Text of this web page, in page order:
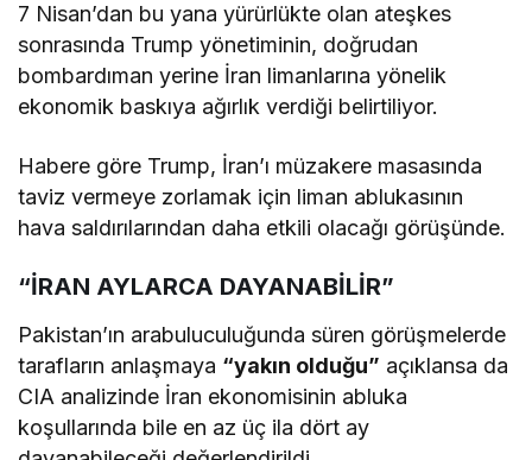
7 Nisan’dan bu yana yürürlükte olan ateşkes
sonrasında Trump yönetiminin, doğrudan
bombardıman yerine İran limanlarına yönelik
ekonomik baskıya ağırlık verdiği belirtiliyor.
Habere göre Trump, İran’ı müzakere masasında
taviz vermeye zorlamak için liman ablukasının
hava saldırılarından daha etkili olacağı görüşünde.
“İRAN AYLARCA DAYANABİLİR”
Pakistan’ın arabuluculuğunda süren görüşmelerde
tarafların anlaşmaya “yakın olduğu” açıklansa da
CIA analizinde İran ekonomisinin abluka
koşullarında bile en az üç ila dört ay